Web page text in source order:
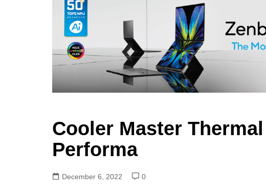
Cooler Master
Performa
December 6, 2022 0